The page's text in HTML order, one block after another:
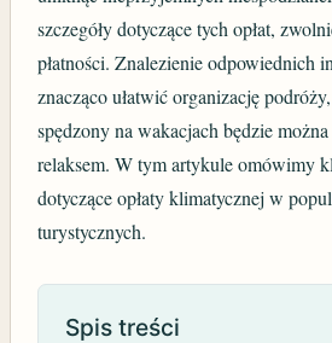
szczegóły dotyczące tych opłat,
płatności. Znalezienie odpowiednich
znacząco ułatwić organizację
spędzony na wakacjach będzie
relaksem. W tym artykule omówimy
dotyczące opłaty klimatycznej w
turystycznych.
Spis treści